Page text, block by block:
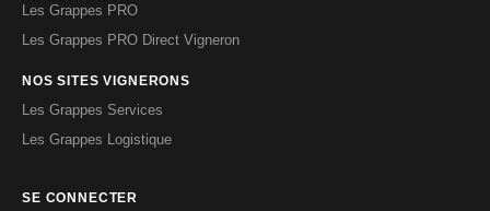
Les Grappes PRO
Les Grappes PRO Direct Vigneron
NOS SITES VIGNERONS
Les Grappes Services
Les Grappes Logistique
SE CONNECTER